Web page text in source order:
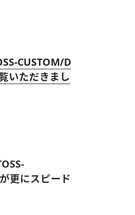
CUSTOM/D
いただきまし
更にスピード